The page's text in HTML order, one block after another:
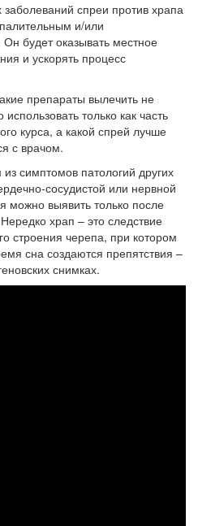
спреи против храпа
и/или
будет оказывать местное
и ускорять процесс
препараты вылечить не
только как часть
курса, а какой спрей лучше
с врачом.
симптомов патологий других
сосудистой или нервной
можно выявить только после
храп – это следствие
строения черепа, при котором
сна создаются препятствия –
снимках.